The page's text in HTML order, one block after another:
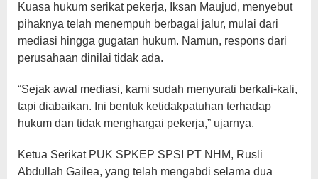
Kuasa hukum serikat pekerja, Iksan Maujud, menyebut
pihaknya telah menempuh berbagai jalur, mulai dari
mediasi hingga gugatan hukum. Namun, respons dari
perusahaan dinilai tidak ada.
“Sejak awal mediasi, kami sudah menyurati berkali-kali,
tapi diabaikan. Ini bentuk ketidakpatuhan terhadap
hukum dan tidak menghargai pekerja,” ujarnya.
Ketua Serikat PUK SPKEP SPSI PT NHM, Rusli
Abdullah Gailea, yang telah mengabdi selama dua